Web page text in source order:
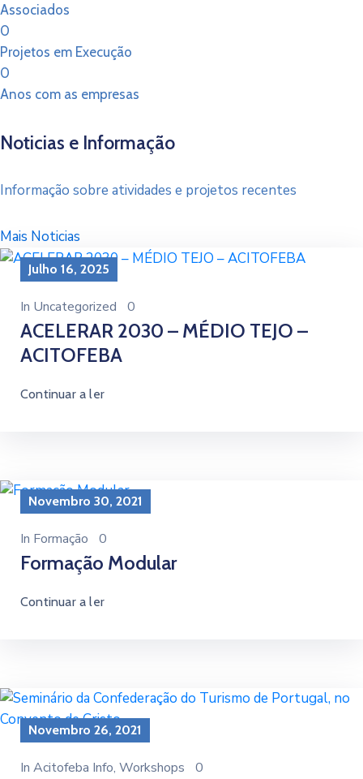
Associados
0
Projetos em Execução
0
Anos com as empresas
Noticias e Informação
Informação sobre atividades e projetos recentes
Mais Noticias
Julho 16, 2025
In Uncategorized 0
ACELERAR 2030 – MÉDIO TEJO –
ACITOFEBA
Continuar a ler
Novembro 30, 2021
In Formação 0
Formação Modular
Continuar a ler
Novembro 26, 2021
In Acitofeba Info‚ Workshops 0